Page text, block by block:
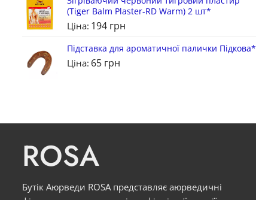
(Tiger Balm Plaster-RD Warm) 2 шт*
Ціна: 194 грн
Підставка для ароматичної палички Підкова*
Ціна: 65 грн
ROSA
Бутік Аюрведи ROSA представляє аюрведичні